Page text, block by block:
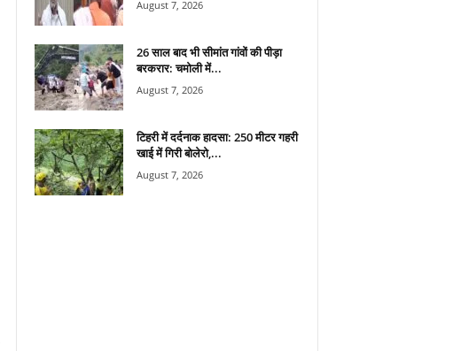
August 7, 2026
26 साल बाद भी सीमांत गांवों की पीड़ा
बरकरार: चमोली में...
August 7, 2026
टिहरी में दर्दनाक हादसा: 250 मीटर गहरी
खाई में गिरी बोलेरो,...
August 7, 2026